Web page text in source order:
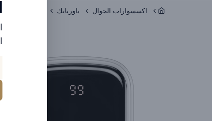
اكسسوارات الجوال باوربانك